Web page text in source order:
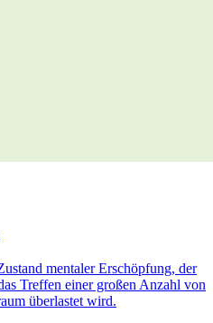
mentaler Erschöpfung, der
Treffen einer großen Anzahl von
überlastet wird.